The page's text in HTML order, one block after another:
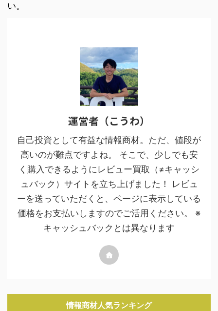
い。
運営者（こうわ）
自己投資として有益な情報商材。ただ、値段が
高いのが難点ですよね。 そこで、少しでも安
く購入できるようにレビュー買取（≠キャッシ
ュバック）サイトを立ち上げました！ レビュ
ーを送っていただくと、ページに表示している
価格をお支払いしますのでご活用ください。 ※
キャッシュバックとは異なります
情報商材人気ランキング